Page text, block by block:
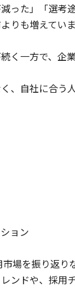
った」「選考
りも増えていま
く一方で、企
、自社に合う
ョン
場を振り返り
ンドや、採用